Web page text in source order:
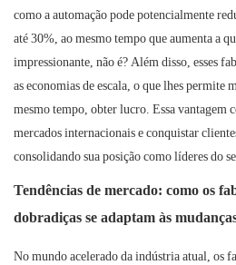
como a automação pode potencialmente
até 30%, ao mesmo tempo que aumenta a
impressionante, não é? Além disso, esses
as economias de escala, o que lhes permite
mesmo tempo, obter lucro. Essa vantagem
mercados internacionais e conquistar
consolidando sua posição como líderes do
Tendências de mercado: como os
dobradiças se adaptam às
No mundo acelerado da indústria atual, os